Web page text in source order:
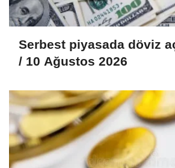
Serbest piyasada döviz
/ 10 Ağustos 2026